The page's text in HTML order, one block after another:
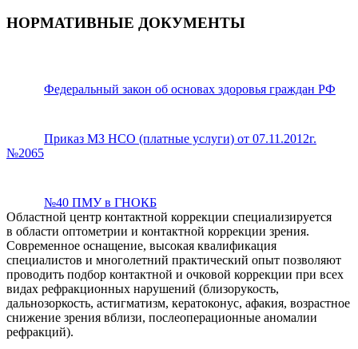
НОРМАТИВНЫЕ ДОКУМЕНТЫ
Федеральный закон об основах здоровья граждан РФ
Приказ МЗ НСО (платные услуги) от 07.11.2012г.
№2065
№40 ПМУ в ГНОКБ
Областной центр контактной коррекции специализируется
в области оптометрии и контактной коррекции зрения.
Современное оснащение, высокая квалификация
специалистов и многолетний практический опыт позволяют
проводить подбор контактной и очковой коррекции при всех
видах рефракционных нарушений (близорукость,
дальнозоркость, астигматизм, кератоконус, афакия, возрастное
снижение зрения вблизи, послеоперационные аномалии
рефракций).